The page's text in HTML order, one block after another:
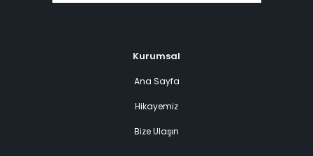
Kurumsal
Ana Sayfa
Hikayemiz
Bize Ulaşın